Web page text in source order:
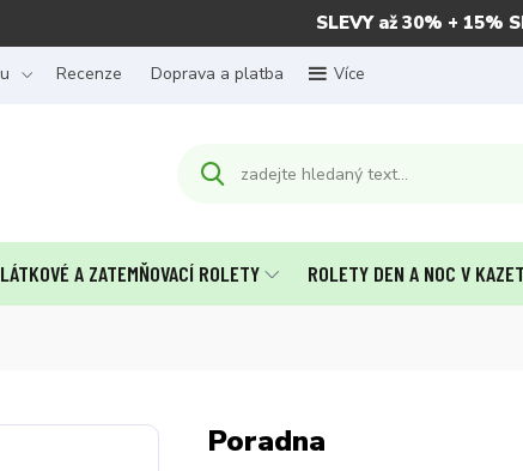
SLEVY až 30% + 15%
Recenze Doprava a platba Více
LÁTKOVÉ A ZATEMŇOVACÍ ROLETY ROLETY DEN A NOC V
Poradna